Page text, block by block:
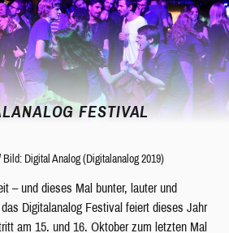
FESTIVAL
Bild: Digital Analog (Digitalanalog 2019)
– und dieses Mal bunter, lauter und
Digitalanalog Festival feiert dieses Jahr
am 15. und 16. Oktober zum letzten Mal